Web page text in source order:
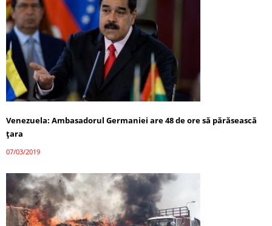
Venezuela: Ambasadorul Germaniei are 48 de ore să părăsească
țara
07/03/2019